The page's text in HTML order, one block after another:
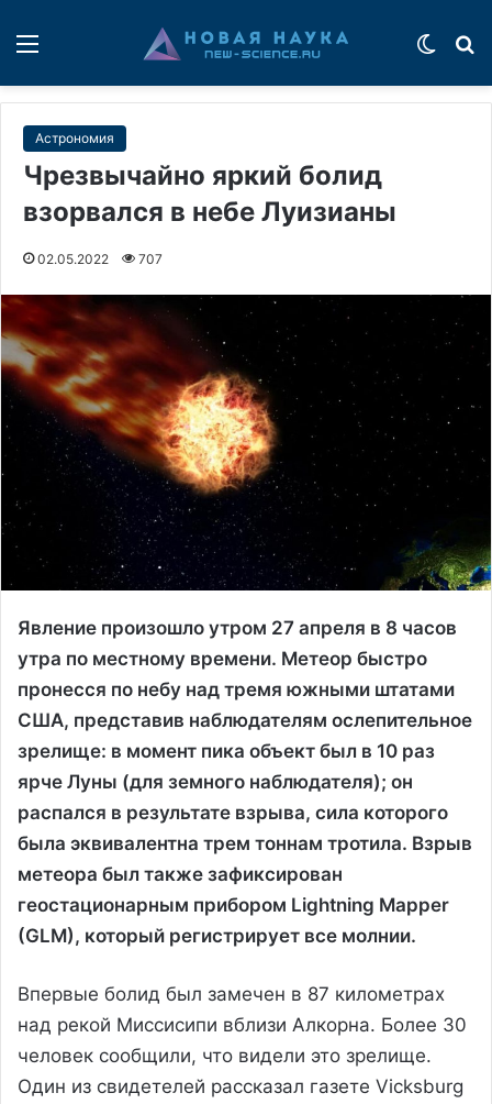
Астрономия
Чрезвычайно яркий болид
взорвался в небе Луизианы
02.05.2022 707
Явление произошло утром 27 апреля в 8 часов
утра по местному времени. Метеор быстро
пронесся по небу над тремя южными штатами
США, представив наблюдателям ослепительное
зрелище: в момент пика объект был в 10 раз
ярче Луны (для земного наблюдателя); он
распался в результате взрыва, сила которого
была эквивалентна трем тоннам тротила. Взрыв
метеора был также зафиксирован
геостационарным прибором Lightning Mapper
(GLM), который регистрирует все молнии.
Впервые болид был замечен в 87 километрах
над рекой Миссисипи вблизи Алкорна. Более 30
человек сообщили, что видели это зрелище.
Один из свидетелей рассказал газете Vicksburg